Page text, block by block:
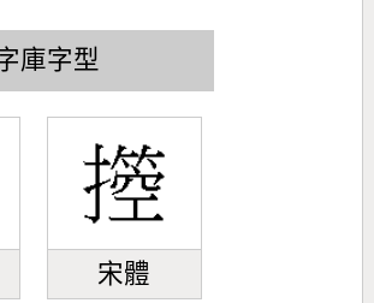
庫字型
宋體